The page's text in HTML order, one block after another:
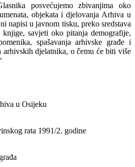
posvećujemo zbivanjima oko
objekata i djelovanja Arhiva u
napisi u javnom tisku, preko sredstava
knjige, savjeti oko pitanja demografije,
spašavanja arhivske građe i
djelatnika, o čemu će biti više
u Osijeku
rata 1991/2. godine